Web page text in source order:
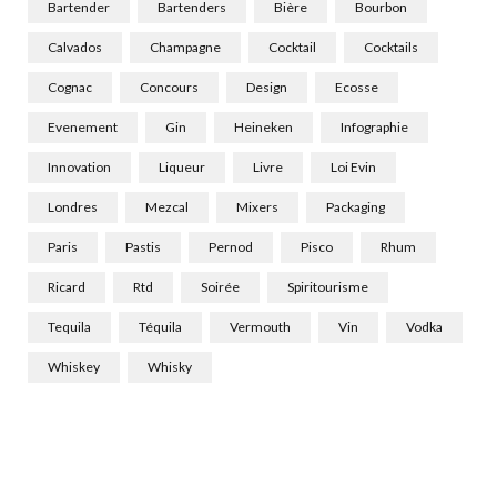
Bartender Bartenders Bière Bourbon
Calvados Champagne Cocktail Cocktails
Cognac Concours Design Ecosse
Evenement Gin Heineken Infographie
Innovation Liqueur Livre Loi Evin
Londres Mezcal Mixers Packaging
Paris Pastis Pernod Pisco Rhum
Ricard Rtd Soirée Spiritourisme
Tequila Téquila Vermouth Vin Vodka
Whiskey Whisky